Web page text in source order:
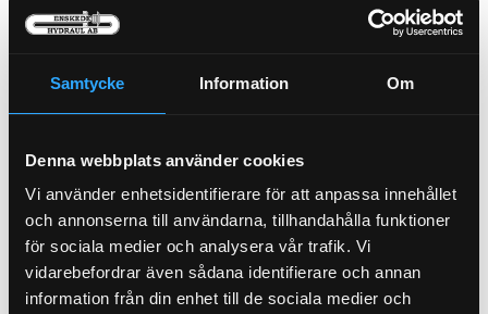
Samtycke Information Om
Denna webbplats använder cookies
Vi använder enhetsidentifierare för att anpassa innehållet
och annonserna till användarna, tillhandahålla funktioner
för sociala medier och analysera vår trafik. Vi
vidarebefordrar även sådana identifierare och annan
information från din enhet till de sociala medier och
Bränslefilter Bajonett
Köp